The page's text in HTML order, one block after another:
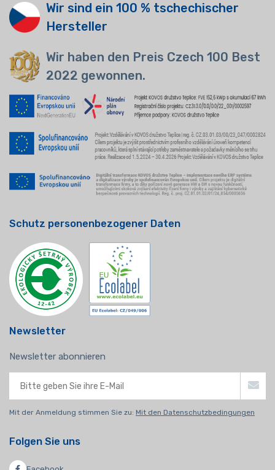
Wir sind ein 100 % tschechischer
Hersteller
Wir haben den Preis Czech 100 Best
2022 gewonnen.
Schutz personenbezogener Daten
Newsletter
Newsletter abonnieren
Mit der Anmeldung stimmen Sie zu: Mit den Datenschutzbedingungen
Folgen Sie uns